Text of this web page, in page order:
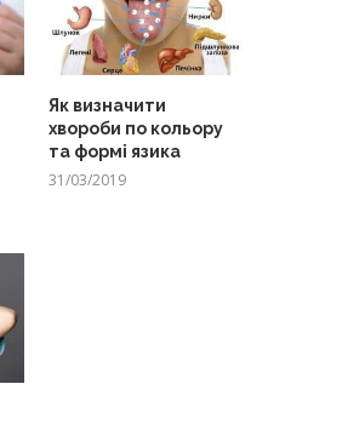
Як визначити
хвороби по кольору
та формі язика
31/03/2019